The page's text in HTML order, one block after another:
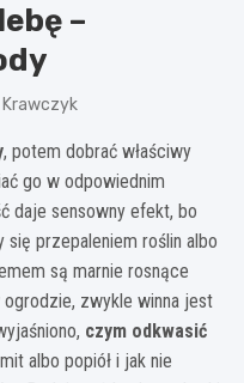
–
, potem dobrać właściwy
go w odpowiednim
daje sensowny efekt, bo
się przepaleniem roślin albo
są marnie rosnące
zwykle winna jest
czym odkwasić
albo popiół i jak nie